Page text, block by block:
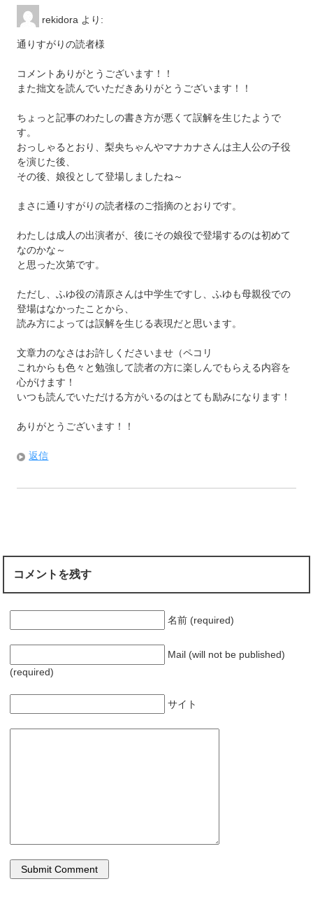
rekidora より:
通りすがりの読者様
コメントありがとうございます！！
また拙文を読んでいただきありがとうございます！！
ちょっと記事のわたしの書き方が悪くて誤解を生じたようで
す。
おっしゃるとおり、梨央ちゃんやマナカナさんは主人公の子役
を演じた後、
その後、娘役として登場しましたね～
まさに通りすがりの読者様のご指摘のとおりです。
わたしは成人の出演者が、後にその娘役で登場するのは初めて
なのかな～
と思った次第です。
ただし、ふゆ役の清原さんは中学生ですし、ふゆも母親役での
登場はなかったことから、
読み方によっては誤解を生じる表現だと思います。
文章力のなさはお許しくださいませ（ペコリ
これからも色々と勉強して読者の方に楽しんでもらえる内容を
心がけます！
いつも読んでいただける方がいるのはとても励みになります！
ありがとうございます！！
返信
コメントを残す
名前 (required)
Mail (will not be published)
(required)
サイト